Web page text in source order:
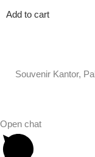
Add to cart
Souvenir Kantor,
Open chat